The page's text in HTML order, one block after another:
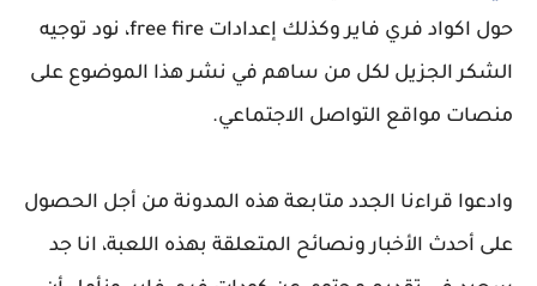
حول اكواد فري فاير وكذلك إعدادات free fire، نود توجيه
الشكر الجزيل لكل من ساهم في نشر هذا الموضوع على
منصات مواقع التواصل الاجتماعي.
وادعوا قراءنا الجدد متابعة هذه المدونة من أجل الحصول
على أحدث الأخبار ونصائح المتعلقة بهذه اللعبة، انا جد